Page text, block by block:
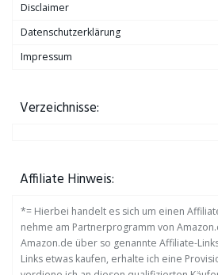
Disclaimer
Datenschutzerklärung
Impressum
Verzeichnisse:
Affiliate Hinweis:
*= Hierbei handelt es sich um einen
nehme am Partnerprogramm von
Amazon.de über so genannte Affiliate-
Links etwas kaufen, erhalte ich eine